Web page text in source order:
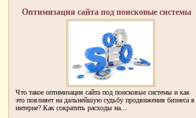
Оптимизация сайта под поисковые системы
Что такое оптимизация сайта под поисковые системы и как
это повлияет на дальнейшую судьбу продвижения бизнеса в
интерне? Как сократить расходы на...